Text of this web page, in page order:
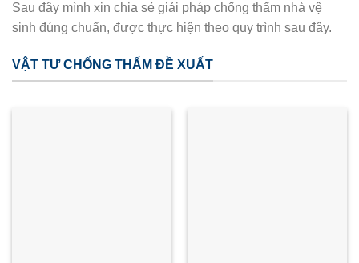
Sau đây mình xin chia sẻ giải pháp chống thấm nhà vệ
sinh đúng chuẩn, được thực hiện theo quy trình sau đây.
VẬT TƯ CHỐNG THẤM ĐỀ XUẤT